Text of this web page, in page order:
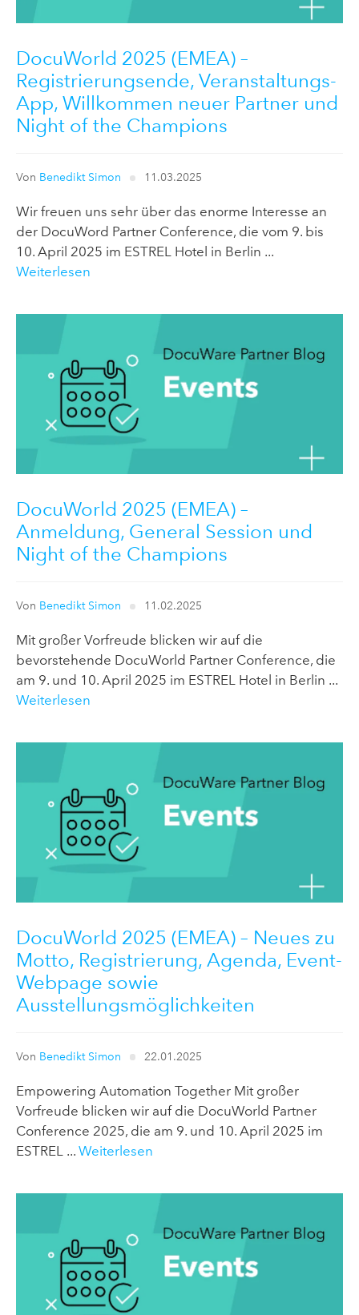
DocuWorld 2025 (EMEA) –
Registrierungsende, Veranstaltungs-
App, Willkommen neuer Partner und
Night of the Champions
Von Benedikt Simon 11.03.2025
Wir freuen uns sehr über das enorme Interesse an
der DocuWord Partner Conference, die vom 9. bis
10. April 2025 im ESTREL Hotel in Berlin ...
Weiterlesen
DocuWorld 2025 (EMEA) –
Anmeldung, General Session und
Night of the Champions
Von Benedikt Simon 11.02.2025
Mit großer Vorfreude blicken wir auf die
bevorstehende DocuWorld Partner Conference, die
am 9. und 10. April 2025 im ESTREL Hotel in Berlin ...
Weiterlesen
DocuWorld 2025 (EMEA) – Neues zu
Motto, Registrierung, Agenda, Event-
Webpage sowie
Ausstellungsmöglichkeiten
Von Benedikt Simon 22.01.2025
Empowering Automation Together Mit großer
Vorfreude blicken wir auf die DocuWorld Partner
Conference 2025, die am 9. und 10. April 2025 im
ESTREL ... Weiterlesen